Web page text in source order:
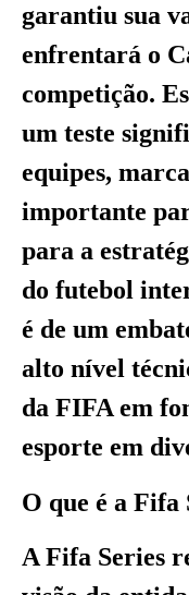
garantiu sua
enfrentará o
competição.
um teste
equipes,
importante
para a
do futebol
é de um
alto nível
da FIFA em
esporte em
O que é a Fifa
A Fifa Series